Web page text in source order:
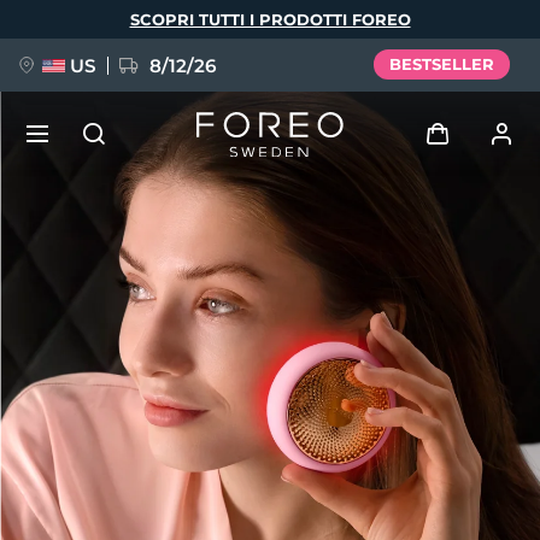
SCOPRI TUTTI I PRODOTTI FOREO
US 8/12/26 BESTSELLER
Accedi
Profilo utente
I miei dispositivi
I miei ordini
I miei indirizzi
I miei abbonamenti
NUOVO
FAQ™ Pure Beauty-Tech Elixir
BREAKING NEWS
issa™ Teeth Whitening Set
Lingua
Deutsch
Español
Français
Italiano
Português
Polski
Svenska
Русский
Türkçe
简体中文 繁體中文